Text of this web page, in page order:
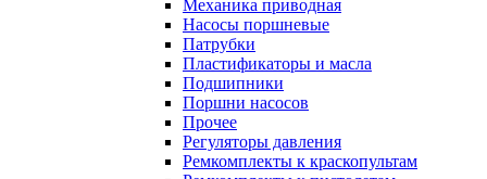
Механика приводная
Насосы поршневые
Патрубки
Пластификаторы и масла
Подшипники
Поршни насосов
Прочее
Регуляторы давления
Ремкомплекты к краскопультам